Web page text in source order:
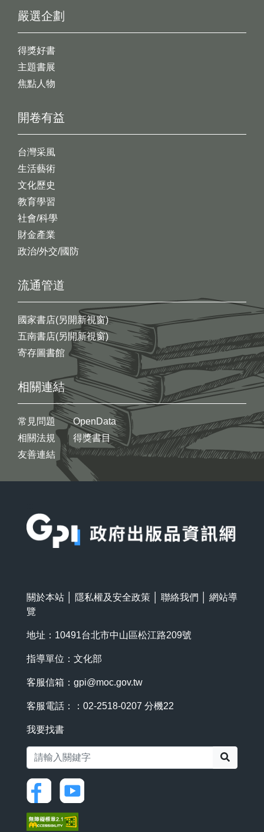
開卷有益
台灣采風
生活藝術
文化歷史
教育學習
社會/科學
財金產業
政治/外交/國防
嚴選企劃
得獎好書
主題書展
焦點人物
流通管道
國家書店(另開新視窗)
五南書店(另開新視窗)
寄存圖書館
相關連結
常見問題
相關法規
友善連結
OpenData
得獎書目
關於本站 隱私權及安全政策 聯絡我們
網站導
覽
地址：10491台北市中山區松江路209號
指導單位：文化部
客服信箱： gpi@moc.gov.tw
客服電話：：02-2518-0207 分機22
我要找書